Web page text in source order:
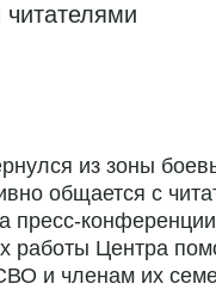
читателями
из зоны
общается с
пресс-
работы Центра
и членам их